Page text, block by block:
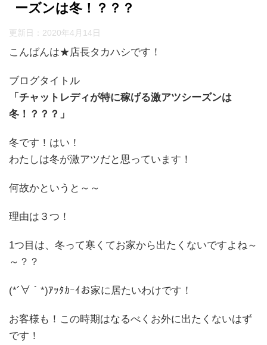
ーズンは冬！？？？
更新日： 2020年4月14日
こんばんは★店長タカハシです！
ブログタイトル
「チャットレディが特に稼げる激アツシーズンは
冬！？？？」
冬です！はい！
わたしは冬が激アツだと思っています！
何故かというと～～
理由は３つ！
1つ目は、冬って寒くてお家から出たくないですよね～
～？？
(*´∀｀*)ｱｯﾀｶｰｲお家に居たいわけです！
お客様も！この時期はなるべくお外に出たくないはず
です！